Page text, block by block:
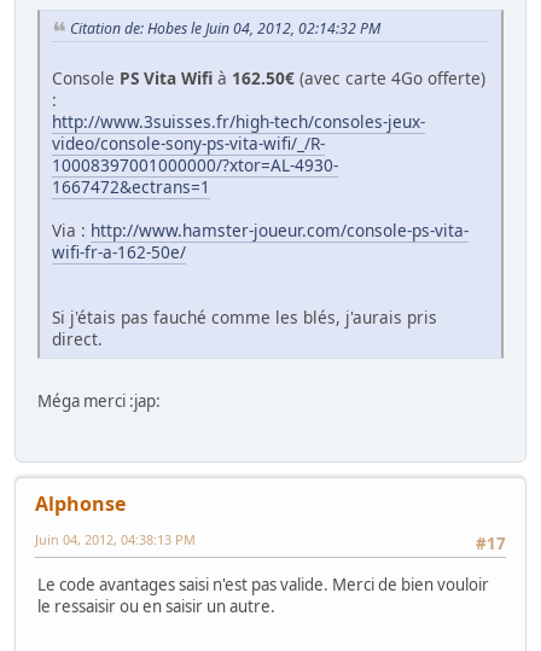
Citation de: Hobes le Juin 04, 2012, 02:14:32 PM
Console PS Vita Wifi à 162.50€ (avec carte 4Go offerte)
:
http://www.3suisses.fr/high-tech/consoles-jeux-
video/console-sony-ps-vita-wifi/_/R-
10008397001000000/?xtor=AL-4930-
1667472&ectrans=1
Via : http://www.hamster-joueur.com/console-ps-vita-
wifi-fr-a-162-50e/
Si j'étais pas fauché comme les blés, j'aurais pris
direct.
Méga merci :jap:
Alphonse
#17
Juin 04, 2012, 04:38:13 PM
Le code avantages saisi n'est pas valide. Merci de bien vouloir
le ressaisir ou en saisir un autre.